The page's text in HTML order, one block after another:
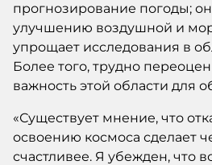
прогнозирование погоды;
улучшению воздушной и
упрощает исследования в
Более того, трудно
важность этой области для
«Существует мнение, что
освоению космоса сделает
счастливее. Я убежден, что